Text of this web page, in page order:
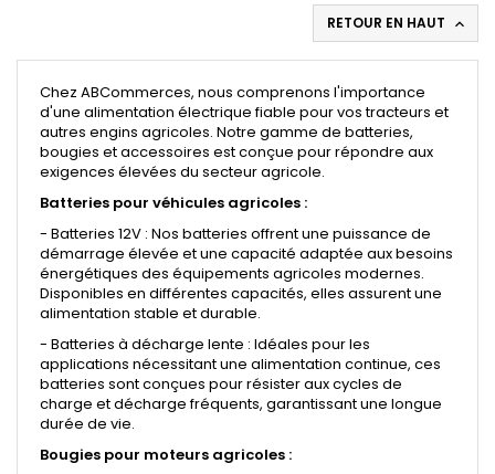
RETOUR EN HAUT 
Chez ABCommerces, nous comprenons l'importance
d'une alimentation électrique fiable pour vos tracteurs et
autres engins agricoles. Notre gamme de batteries,
bougies et accessoires est conçue pour répondre aux
exigences élevées du secteur agricole.
Batteries pour véhicules agricoles :
- Batteries 12V : Nos batteries offrent une puissance de
démarrage élevée et une capacité adaptée aux besoins
énergétiques des équipements agricoles modernes.
Disponibles en différentes capacités, elles assurent une
alimentation stable et durable.
- Batteries à décharge lente : Idéales pour les
applications nécessitant une alimentation continue, ces
batteries sont conçues pour résister aux cycles de
charge et décharge fréquents, garantissant une longue
durée de vie.
Bougies pour moteurs agricoles :